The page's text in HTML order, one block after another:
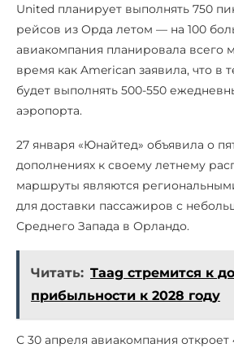
United планирует выполнять 750
рейсов из Орда летом — на 100
авиакомпания планировала всего
время как American заявила, что в
будет выполнять 500-550
аэропорта.
27 января «Юнайтед» объявила о
дополнениях к своему летнему
маршруты являются
для доставки пассажиров с
Среднего Запада в Орландо.
Читать: Taag стремится к
прибыльности к 2028 году
С 30 апреля авиакомпания откроет